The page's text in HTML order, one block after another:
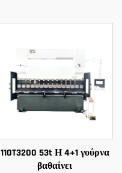
110T3200 53t Η 4+1 γούρνα
βαθαίνει